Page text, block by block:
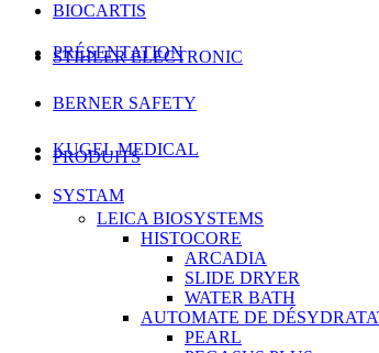
BIOCARTIS
STIHLER ELECTRONIC
BERNER SAFETY
KUGEL MEDICAL
SYSTAM
PRÉSENTATION
PRODUITS
LEICA BIOSYSTEMS
HISTOCORE
ARCADIA
SLIDE DRYER
WATER BATH
AUTOMATE DE
PEARL